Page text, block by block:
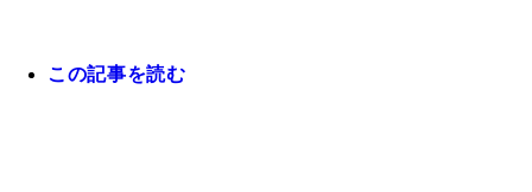
この記事を読む